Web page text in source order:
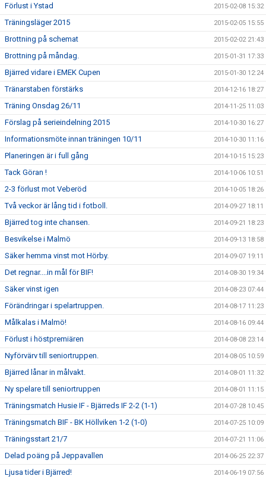
Förlust i Ystad 2015-02-08 15:32
Träningsläger 2015 2015-02-05 15:55
Brottning på schemat 2015-02-02 21:43
Brottning på måndag. 2015-01-31 17:33
Bjärred vidare i EMEK Cupen 2015-01-30 12:24
Tränarstaben förstärks 2014-12-16 18:27
Träning Onsdag 26/11 2014-11-25 11:03
Förslag på serieindelning 2015 2014-10-30 16:27
Informationsmöte innan träningen 10/11 2014-10-30 11:16
Planeringen är i full gång 2014-10-15 15:23
Tack Göran ! 2014-10-06 10:51
2-3 förlust mot Veberöd 2014-10-05 18:26
Två veckor är lång tid i fotboll. 2014-09-27 18:11
Bjärred tog inte chansen. 2014-09-21 18:23
Besvikelse i Malmö 2014-09-13 18:58
Säker hemma vinst mot Hörby. 2014-09-07 19:11
Det regnar....in mål för BIF! 2014-08-30 19:34
Säker vinst igen 2014-08-23 07:44
Förändringar i spelartruppen. 2014-08-17 11:23
Målkalas i Malmö! 2014-08-16 09:44
Förlust i höstpremiären 2014-08-08 23:14
Nyförvärv till seniortruppen. 2014-08-05 10:59
Bjärred lånar in målvakt. 2014-08-01 11:32
Ny spelare till seniortruppen 2014-08-01 11:15
Träningsmatch Husie IF - Bjärreds IF 2-2 (1-1) 2014-07-28 10:45
Träningsmatch BIF - BK Höllviken 1-2 (1-0) 2014-07-25 10:09
Träningsstart 21/7 2014-07-21 11:06
Delad poäng på Jeppavallen 2014-06-25 22:37
Ljusa tider i Bjärred! 2014-06-19 07:56